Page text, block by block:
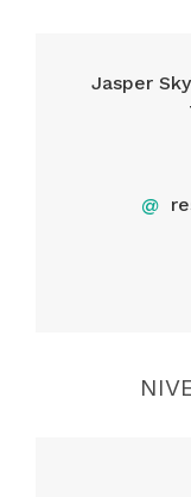
Jasper
@